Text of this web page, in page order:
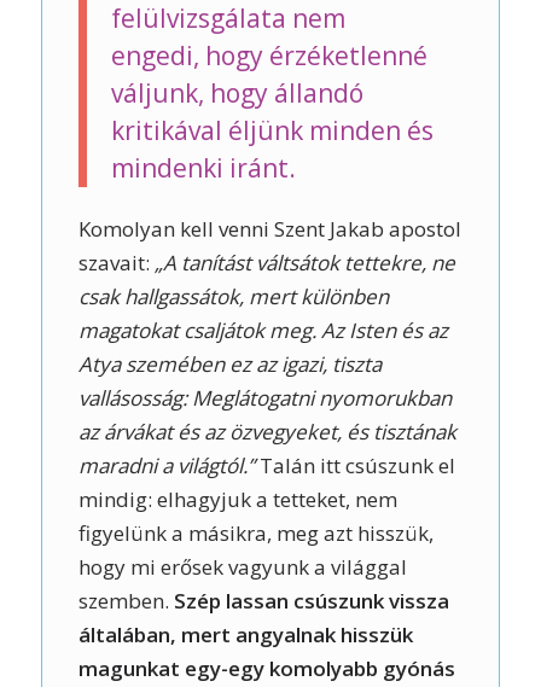
felülvizsgálata nem
engedi, hogy érzéketlenné
váljunk, hogy állandó
kritikával éljünk minden és
mindenki iránt.
Komolyan kell venni Szent Jakab apostol
szavait: „A tanítást váltsátok tettekre, ne
csak hallgassátok, mert különben
magatokat csaljátok meg. Az Isten és az
Atya szemében ez az igazi, tiszta
vallásosság: Meglátogatni nyomorukban
az árvákat és az özvegyeket, és tisztának
maradni a világtól.”Talán itt csúszunk el
mindig: elhagyjuk a tetteket, nem
figyelünk a másikra, meg azt hisszük,
hogy mi erősek vagyunk a világgal
szemben. Szép lassan csúszunk vissza
általában, mert angyalnak hisszük
magunkat egy-egy komolyabb gyónás